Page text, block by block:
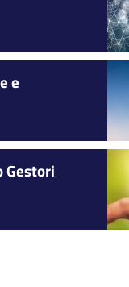
e
Gestori